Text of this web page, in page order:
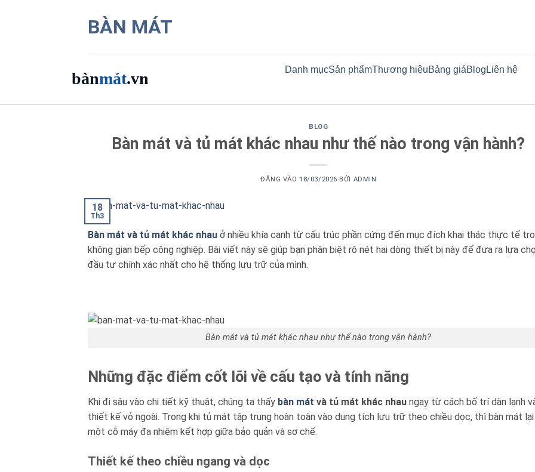
BÀN MÁT
bànmát.vn Danh mụcSản phẩmThương hiệuBảng giáBlog Liên hệ
Báo giá miễn phí →
BLOG
Bàn mát và tủ mát khác nhau như thế nào trong vận hành?
ĐĂNG VÀO18/03/2026 BỞI ADMIN
18
Th3
Bàn mát và tủ mát khác nhau ở nhiều khía cạnh từ cấu trúc phần cứng đến mục đích khai thác thực tế
không gian bếp công nghiệp. Bài viết này sẽ giúp bạn phân biệt rõ nét hai dòng thiết bị này để đưa ra lựa
đầu tư chính xác nhất cho hệ thống lưu trữ của mình.
Bàn mát và tủ mát khác nhau như thế nào trong vận hành?
Những đặc điểm cốt lõi về cấu tạo và tính năng
Khi đi sâu vào chi tiết kỹ thuật, chúng ta thấy bàn mát và tủ mát khác nhau ngay từ cách bố trí dàn lạnh
thiết kế vỏ ngoài. Trong khi tủ mát tập trung hoàn toàn vào dung tích lưu trữ theo chiều dọc, thì bàn mát
một cỗ máy đa nhiệm kết hợp giữa bảo quản và sơ chế.
Thiết kế theo chiều ngang và dọc